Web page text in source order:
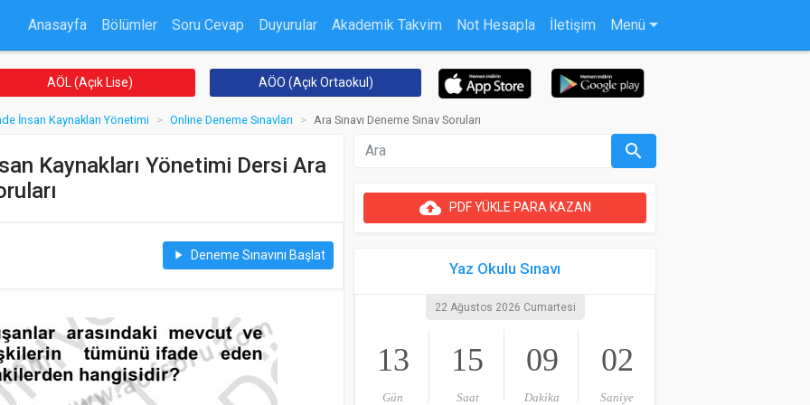
Anasayfa Bölümler Soru Cevap Duyurular Akademik Takvim Not Hesapla İletişim Menü
AÖL (Açık Lise) AÖO (Açık Ortaokul)
İnsan Kaynakları Yönetimi Online Deneme Sınavları Ara Sınavı Deneme Sınav Soruları
Kaynakları Yönetimi Dersi Ara
play_arrow Deneme Sınavını Başlat
search
cloud_uploadPDF YÜKLE PARA KAZAN
Yaz Okulu Sınavı
22 Ağustos 2026 Cumartesi
13
Gün
15
Saat
09
Dakika
01
Saniye